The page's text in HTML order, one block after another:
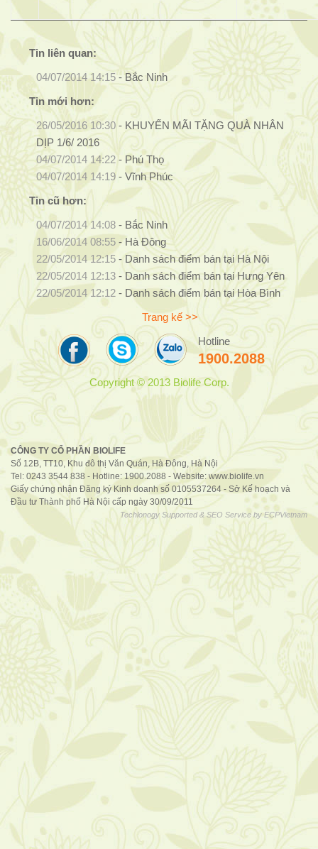
Tin liên quan:
04/07/2014 14:15-Bắc Ninh
Tin mới hơn:
26/05/2016 10:30- KHUYẾN MÃI TẶNG QUÀ NHÂN
DỊP 1/6/ 2016
04/07/2014 14:22- Phú Thọ
04/07/2014 14:19- Vĩnh Phúc
Tin cũ hơn:
04/07/2014 14:08- Bắc Ninh
16/06/2014 08:55-Hà Đông
22/05/2014 12:15-Danh sách điểm bán tại Hà Nội
22/05/2014 12:13- Danh sách điểm bán tại Hưng Yên
22/05/2014 12:12- Danh sách điểm bán tại Hòa Bình
Trang kế >>
Hotline
1900.2088
Copyright © 2013 Biolife Corp.
CÔNG TY CỔ PHẦN BIOLIFE
Số 12B, TT10, Khu đô thị Văn Quán, Hà Đông, Hà Nội
Tel: 0243 3544 838 - Hotline: 1900.2088 - Website:www.biolife.vn
Giấy chứng nhận Đăng ký Kinh doanh số 0105537264 - Sở Kế hoạch và
Đầu tư Thành phố Hà Nội cấp ngày 30/09/2011
Techlonogy Supported & SEO Service byECPVietnam